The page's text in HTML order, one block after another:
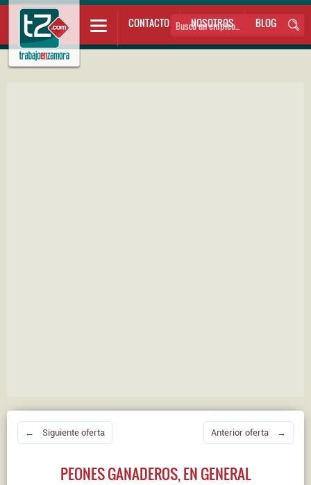
CONTACTO NOSOTROS BLOG
← Siguiente oferta Anterior oferta →
PEONES GANADEROS, EN GENERAL